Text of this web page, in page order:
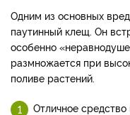
Одним из основных
паутинный клещ. Он
особенно
размножается при
поливе растений.
Отличное